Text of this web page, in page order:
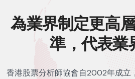
為業界制定更高
準，代表業
香港股票分析師協會自2002年成立